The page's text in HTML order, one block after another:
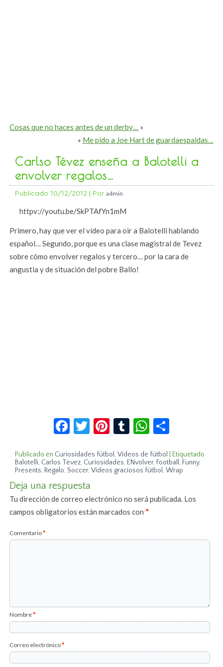
Cosas que no haces antes de un derby… »
« Me pido a Joe Hart de guardaespaldas…
Carlso Tévez enseña a Balotelli a
envolver regalos…
Publicado 10/12/2012 | Por admin
httpv://youtu.be/SkPTAfYn1mM
Primero, hay que ver el vídeo para oir a Balotelli hablando
español… Segundo, porque es una clase magistral de Tevez
sobre cómo envolver regalos y tercero… por la cara de
angustia y de situación del pobre Ballo!
Facebook
Twitter
Pinterest
TumblrWhatsApp
Publicado en Curiosidades fútbol,Vídeos de fútbol
Etiquetado
Balotelli, Carlos Tevez, Curiosidades, ENvolver, Football, Funny,
Presents, Regalo, Soccer,Vídeos graciosos fútbol,Wrap
Deja una respuesta
Tu dirección de correo electrónico no será publicada. Los
campos obligatorios están marcados con*
Comentario*
Nombre*
Correo electrónico*